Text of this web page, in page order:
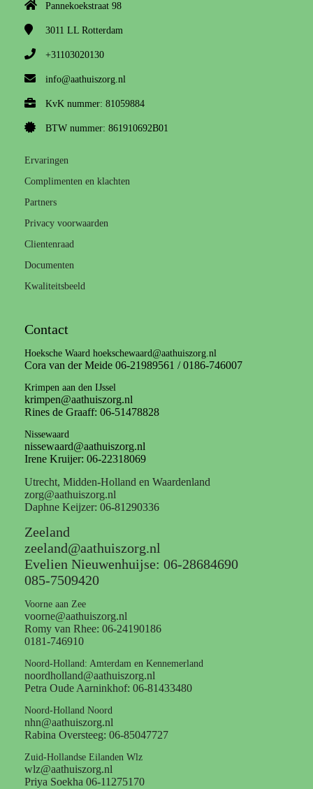
Pannekoekstraat 98
3011 LL Rotterdam
+31103020130
info@aathuiszorg.nl
KvK nummer: 81059884
BTW nummer: 861910692B01
Ervaringen
Complimenten en klachten
Partners
Privacy voorwaarden
Clientenraad
Documenten
Kwaliteitsbeeld
Contact
Hoeksche Waard hoekschewaard@aathuiszorg.nl
Cora van der Meide 06-21989561 / 0186-746007
Krimpen aan den IJssel
krimpen@aathuiszorg.nl
Rines de Graaff: 06-51478828
Nissewaard
nissewaard@aathuiszorg.nl
Irene Kruijer: 06-22318069
Utrecht, Midden-Holland en Waardenland
zorg@aathuiszorg.nl
Daphne Keijzer: 06-81290336
Zeeland
zeeland@aathuiszorg.nl
Evelien Nieuwenhuijse: 06-28684690
085-7509420
Voorne aan Zee
voorne@aathuiszorg.nl
Romy van Rhee: 06-24190186
0181-746910
Noord-Holland: Amterdam en Kennemerland
noordholland@aathuiszorg.nl
Petra Oude Aarninkhof: 06-81433480
Noord-Holland Noord
nhn@aathuiszorg.nl
Rabina Oversteeg: 06-85047727
Zuid-Hollandse Eilanden Wlz
wlz@aathuiszorg.nl
Priya Soekha 06-11275170